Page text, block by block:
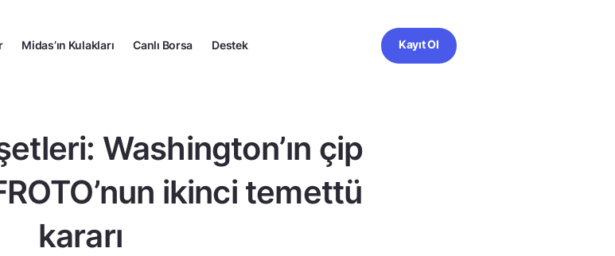
Midas’ın Kulakları Canlı Borsa Destek Kayıt Ol
Washington’ın çip
ikinci temettü
kararı